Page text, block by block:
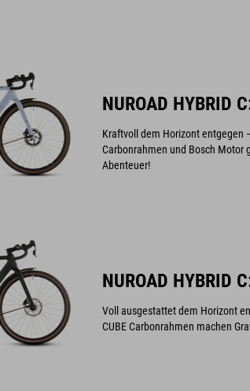
NUROAD HYBRID
Kraftvoll dem Horizont entgegen
Carbonrahmen und Bosch Motor
Abenteuer!
NUROAD HYBRID
Voll ausgestattet dem Horizont
CUBE Carbonrahmen machen